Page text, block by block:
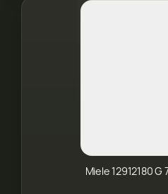
Miele 12912180 G